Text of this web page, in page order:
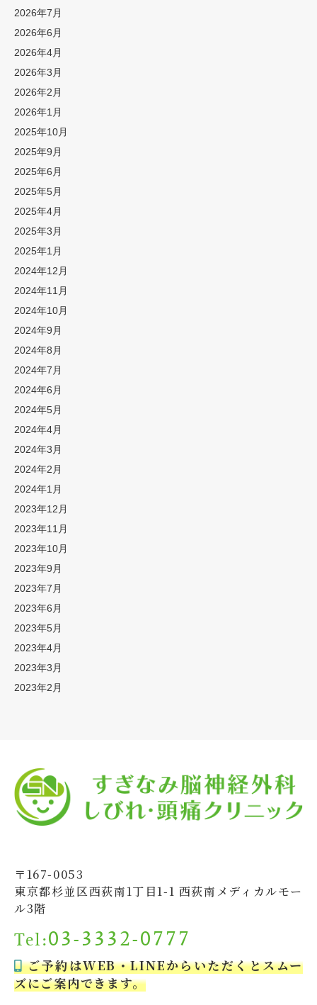
2026年7月
2026年6月
2026年4月
2026年3月
2026年2月
2026年1月
2025年10月
2025年9月
2025年6月
2025年5月
2025年4月
2025年3月
2025年1月
2024年12月
2024年11月
2024年10月
2024年9月
2024年8月
2024年7月
2024年6月
2024年5月
2024年4月
2024年3月
2024年2月
2024年1月
2023年12月
2023年11月
2023年10月
2023年9月
2023年7月
2023年6月
2023年5月
2023年4月
2023年3月
2023年2月
〒167-0053
東京都杉並区西荻南1丁目1-1 西荻南メディカルモー
ル3階
Tel:03-3332-0777
ご予約はWEB・LINEからいただくとスムー
ズにご案内できます。